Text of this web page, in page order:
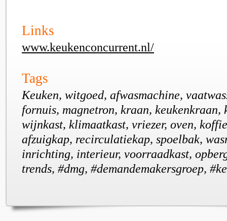
Links
www.keukenconcurrent.nl/
Tags
Keuken, witgoed, afwasmachine,
fornuis, magnetron, kraan, keukenkraan,
wijnkast, klimaatkast, vriezer, oven,
afzuigkap, recirculatiekap, spoelbak,
inrichting, interieur, voorraadkast,
trends, #dmg, #demandemakersgroep,